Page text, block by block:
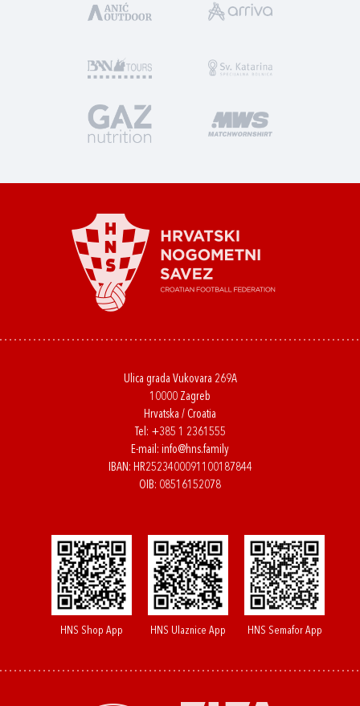
Ulica grada Vukovara 269A
10000 Zagreb
Hrvatska / Croatia
Tel: +385 1 2361555
E-mail: info@hns.family
IBAN: HR2523400091100187844
OIB: 08516152078
HNS Shop App HNS Ulaznice App HNS Semafor App